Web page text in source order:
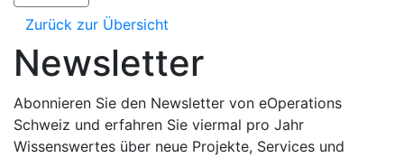
Zurück zur Übersicht
Newsletter
Abonnieren Sie den Newsletter von eOperations
Schweiz und erfahren Sie viermal pro Jahr
Wissenswertes über neue Projekte, Services und